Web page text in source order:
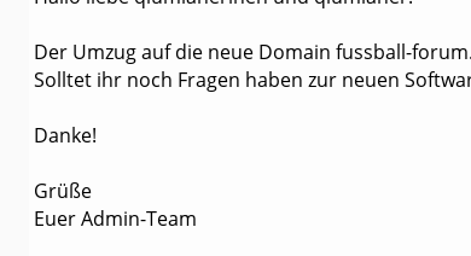
Der Umzug auf die neue Domain fussball-
Solltet ihr noch Fragen haben zur neuen
Danke!
Grüße
Euer Admin-Team